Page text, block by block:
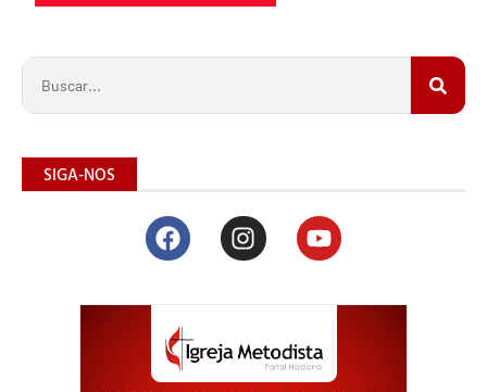
SIGA-NOS